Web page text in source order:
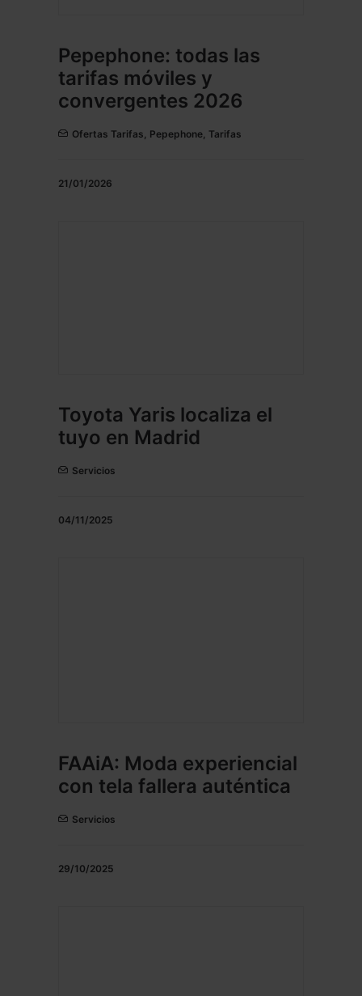
Pepephone: todas las
tarifas móviles y
convergentes 2026
Ofertas Tarifas, Pepephone, Tarifas
21/01/2026
Toyota Yaris localiza el
tuyo en Madrid
Servicios
04/11/2025
FAAiA: Moda experiencial
con tela fallera auténtica
Servicios
29/10/2025